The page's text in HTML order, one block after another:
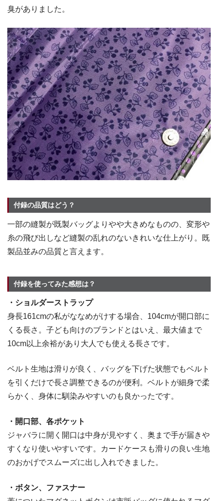
臭がありました。
付録の品質はどう？
一部の縫製が既製バッグよりやや大きめなものの、変形や
糸の飛び出しなど縫製の乱れのないきれいな仕上がり。既
製品並みの品質と言えます。
付録を使ってみた感想は？
・ショルダーストラップ
身長161cmの私がななめがけする場合、104cmが開口部に
くる長さ。子ども向けのブランドとはいえ、最大値まで
10cm以上余裕があり大人でも使える長さです。
ベルト生地は滑りが良く、バッグを下げた状態でもベルト
を引くだけで長さ調整できるのが便利。ベルトが細身で柔
らかく、身体に馴染みやすいのも良かったです。
・開口部、各ポケット
ジャバラに開く開口は中身が見やすく、奥まで手が届きや
すくなり使いやすいです。カードケースも滑りの良い生地
のおかげでスムーズに出し入れできました。
・ボタン、ファスナー